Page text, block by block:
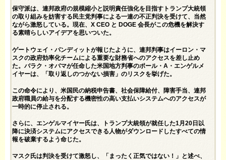
保守派は、連邦政府の規模縮小と説明責任強化を目指すトランプ大統領
の取り組みを妨害する民主党判事による一連の不正判決を受けて、当然
ながら激怒している。現在、X CEO と DOGE 会長がこの危機を解決す
る素晴らしいアイデアを思いついた。
ゲートウェイ・パンディットが報じたように、連邦判事はイーロン・マ
スクの政府効率化チームによる重要な財務省へのアクセスを差し止め
た。バラク・オバマが任命した米国地方判事のポール・A・エンゲルメ
イヤーは、「取り返しのつかない損害」のリスクを挙げた。
この命令により、米国民の納税申告書、社会保障給付、障害手当、連邦
政府職員の給与を分配する機密性の高い支払いシステムへのアクセスが
一時的に停止される。
さらに、エンゲルマイヤー氏は、トランプ大統領が就任した1月20日以
降に決済システムにアクセスできる人物がダウンロードしたすべての情
報を破棄するよう命じた。
マスク氏は判決を受けて激怒し、「まったく正気ではない！」と述べ、